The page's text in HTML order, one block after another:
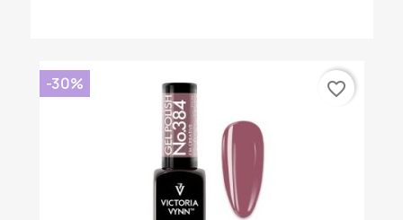
-30% favorite_border